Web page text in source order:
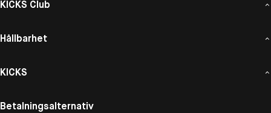
KICKS Club
Hållbarhet
KICKS
Betalningsalternativ